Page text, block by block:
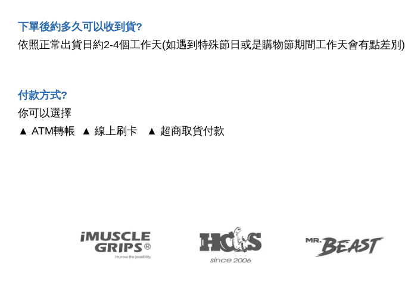
下單後約多久可以收到貨?
依照正常出貨日約2-4個工作天(如遇到特殊節日或是購物節期間工作天會有點差別)
付款方式?
你可以選擇
▲ ATM轉帳
▲ 線上刷卡 ▲ 超商取貨付款